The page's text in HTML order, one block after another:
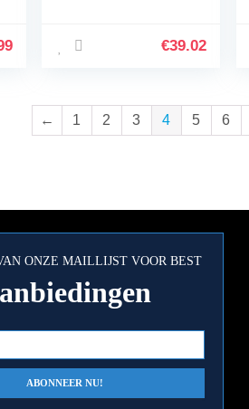
VR-Bril Met
€39.02
← 1 2 3 4 5 6
ONZE MAILLIJST VOOR BEST